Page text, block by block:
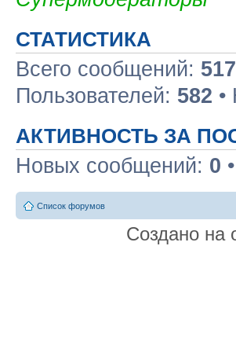
СТАТИСТИКА
Всего сообщений:
Пользователей: 582 •
АКТИВНОСТЬ ЗА
Новых сообщений: 0
Список форумов
Создано на